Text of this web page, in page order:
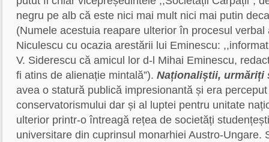
negru pe alb că este nici mai mult nici mai putin
(Numele acestuia reapare ulterior în procesul
Niculescu cu ocazia arestării lui Eminescu:
V. Siderescu că amicul lor d-l Mihai Eminescu,
fi atins de alienație mintală”). Naționaliștii, urmăriți
avea o statură publică impresionantă și era
conservatorismului dar și al luptei pentru unitate
ulterior printr-o întreagă rețea de societăți
universitare din cuprinsul monarhiei Austro-Ungare.